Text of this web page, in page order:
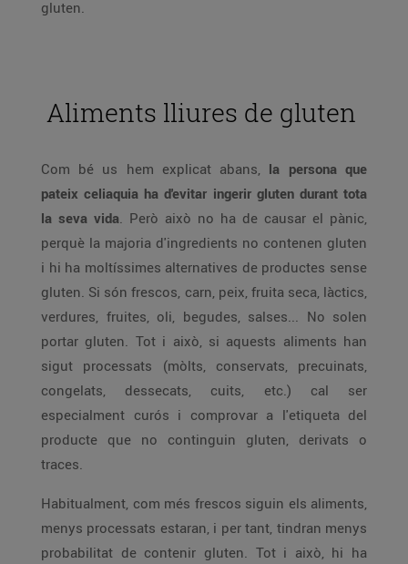
gluten.
Aliments lliures de gluten
Com bé us hem explicat abans, la persona que
pateix celiaquia ha d'evitar ingerir gluten durant tota
la seva vida. Però això no ha de causar el pànic,
perquè la majoria d'ingredients no contenen gluten
i hi ha moltíssimes alternatives de productes sense
gluten. Si són frescos, carn, peix, fruita seca, làctics,
verdures, fruites, oli, begudes, salses... No solen
portar gluten. Tot i això, si aquests aliments han
sigut processats (mòlts, conservats, precuinats,
congelats, dessecats, cuits, etc.) cal ser
especialment curós i comprovar a l'etiqueta del
producte que no continguin gluten, derivats o
traces.
Habitualment, com més frescos siguin els aliments,
menys processats estaran, i per tant, tindran menys
probabilitat de contenir gluten. Tot i això, hi ha